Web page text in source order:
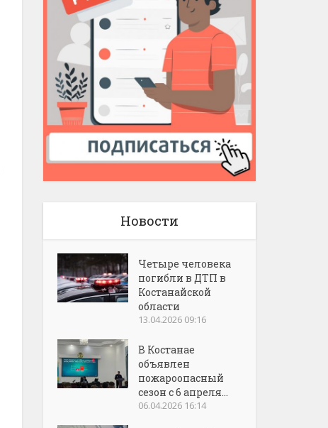
Новости
Четыре человека
погибли в ДТП в
Костанайской
области
13.04.2026 09:16
В Костанае
объявлен
пожароопасный
сезон с 6 апреля...
06.04.2026 16:14